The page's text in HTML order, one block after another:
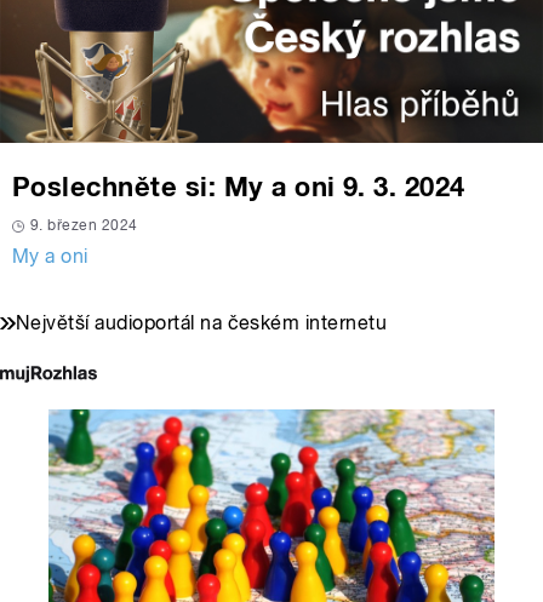
Poslechněte si: My a oni 9. 3. 2024
9. březen 2024
My a oni
Největší audioportál na českém internetu